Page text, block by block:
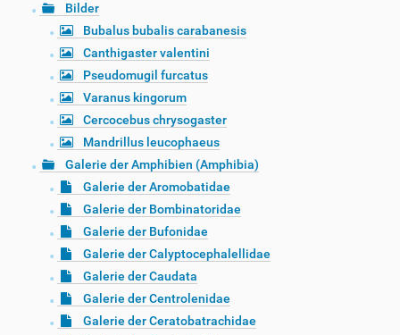
Bilder
Bubalus bubalis carabanesis
Canthigaster valentini
Pseudomugil furcatus
Varanus kingorum
Cercocebus chrysogaster
Mandrillus leucophaeus
Galerie der Amphibien (Amphibia)
Galerie der Aromobatidae
Galerie der Bombinatoridae
Galerie der Bufonidae
Galerie der Calyptocephalellidae
Galerie der Caudata
Galerie der Centrolenidae
Galerie der Ceratobatrachidae